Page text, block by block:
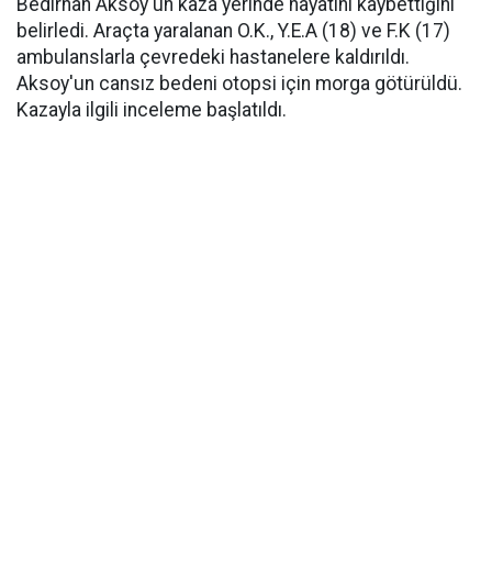
Bedirhan Aksoy'un kaza yerinde hayatını kaybettiğini
belirledi. Araçta yaralanan O.K., Y.E.A (18) ve F.K (17)
ambulanslarla çevredeki hastanelere kaldırıldı.
Aksoy'un cansız bedeni otopsi için morga götürüldü.
Kazayla ilgili inceleme başlatıldı.